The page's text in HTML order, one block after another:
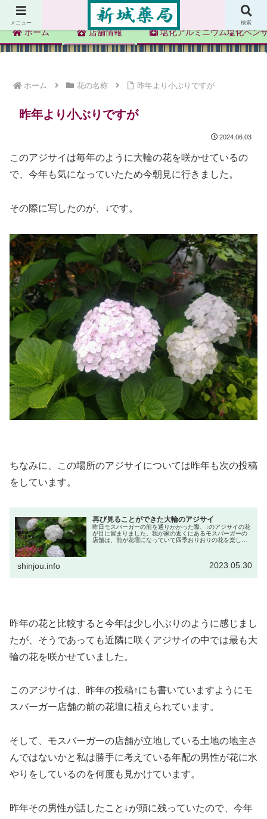
新城薬局
ホーム 店舗情報 塩化アルミニウム塩化ベン
ホーム 花の名称 昨年より小ぶりですが
昨年より小ぶりですが
2024.06.03
このアジサイは毎年のように大輪の花を咲かせているの
で、今年も気になっていたため今朝見に行きました。
その際に写したのが、↓です。
ちなみに、この場所のアジサイについては昨年も次の投稿
をしています。
再び見ることができた大輪のアジサイ
昨日モスバーガーの前を通りかかった際、↓のアジサイの花
が目に留まりました。我が家の近くにあるモスバーガーの
店舗は、前が花壇になっていて四季おりおりの花を楽しま
shinjou.info 2023.05.30
昨年の花と比較すると今年は少し小ぶりのように感じまし
たが、そうであっても近隣に咲くアジサイの中では最も大
輪の花を咲かせていました。
このアジサイは、昨年の投稿↑にも書いていますようにモ
スバーガー店舗の前の花壇に植えられています。
そして、モスバーガーの店舗が立地している土地の地主さ
んではないかと私は勝手に考えている年配の男性が花に水
やりをしているのを何度も見かけています。
昨年その男性が話したこと↓が頭に残っていたので、今年
メニュー 検索